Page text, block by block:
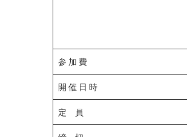
参 加 費
開 催 日 時
定 員